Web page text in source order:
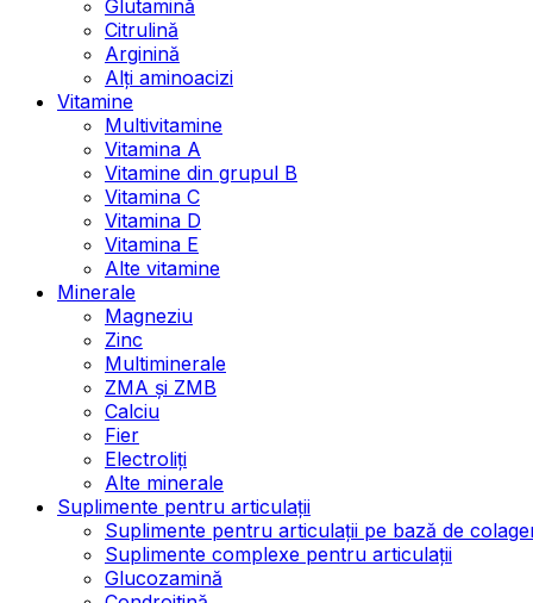
Glutamină
Citrulină
Arginină
Alți aminoacizi
Vitamine
Multivitamine
Vitamina A
Vitamine din grupul B
Vitamina C
Vitamina D
Vitamina E
Alte vitamine
Minerale
Magneziu
Zinc
Multiminerale
ZMA și ZMB
Calciu
Fier
Electroliți
Alte minerale
Suplimente pentru articulații
Suplimente pentru articulații pe bază de
Suplimente complexe pentru articulații
Glucozamină